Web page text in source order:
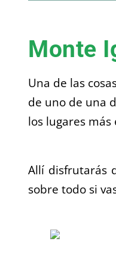
Monte
Una de las
de uno de una
los lugares
Allí disfrutarás
sobre todo si